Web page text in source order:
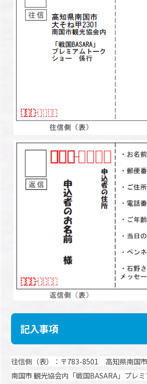
記入事項
往信側（表）：〒783-8501 高知県南国
南国市観光協会内「戦国BASARA」プレ